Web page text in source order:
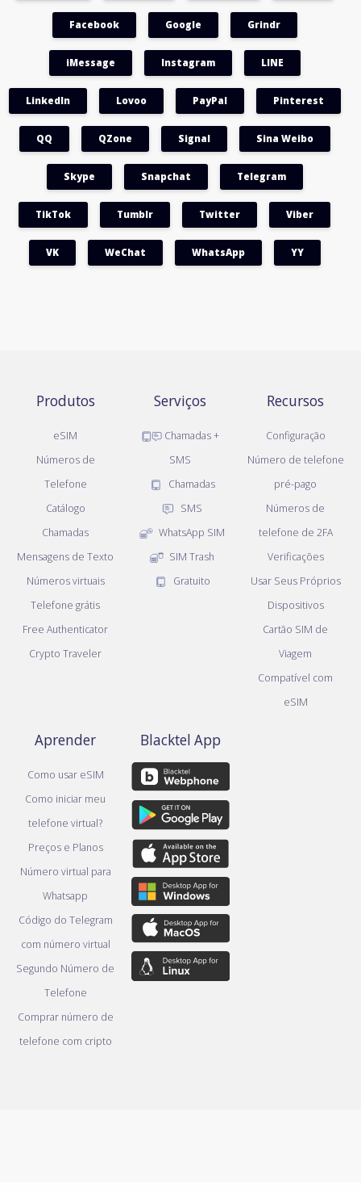
Facebook Google Grindr
iMessage Instagram LINE
LinkedIn Lovoo PayPal Pinterest
QQ QZone Signal Sina Weibo
Skype Snapchat Telegram
TikTok Tumblr Twitter Viber
VK WeChat WhatsApp YY
Produtos
eSIM
Números de
Telefone
Catálogo
Chamadas
Mensagens de Texto
Números virtuais
Telefone grátis
Free Authenticator
Crypto Traveler
Serviços
Chamadas +
SMS
Chamadas
SMS
WhatsApp SIM
SIM Trash
Gratuito
Recursos
Configuração
Número de telefone
pré-pago
Números de
telefone de 2FA
Verificações
Usar Seus Próprios
Dispositivos
Cartão SIM de
Viagem
Compatível com
eSIM
Aprender
Como usar eSIM
Como iniciar meu
telefone virtual?
Preços e Planos
Número virtual para
Whatsapp
Código do Telegram
com número virtual
Segundo Número de
Telefone
Comprar número de
telefone com cripto
Blacktel App